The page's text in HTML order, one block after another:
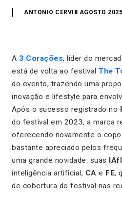
ANTONIO CERVI 8 AGOSTO 2025
A 3 Corações, líder do
está de volta ao festival The
do evento, trazendo uma
inovação e lifestyle para
Após o sucesso registrado no
do festival em 2023, a marca
oferecendo novamente o
bastante apreciado pelos
uma grande novidade: suas
inteligência artificial, CA e FE,
de cobertura do festival nas